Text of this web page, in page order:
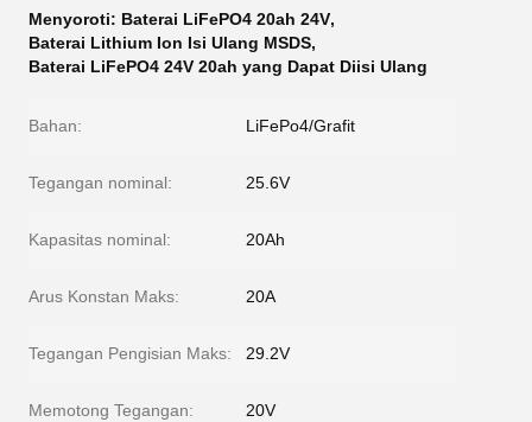
Menyoroti: Baterai LiFePO4 20ah 24V,
Baterai Lithium Ion Isi Ulang MSDS,
Baterai LiFePO4 24V 20ah yang Dapat Diisi Ulang
Bahan: LiFePo4/Grafit
Tegangan nominal: 25.6V
Kapasitas nominal: 20Ah
Arus Konstan Maks: 20A
Tegangan Pengisian Maks: 29.2V
Memotong Tegangan: 20V